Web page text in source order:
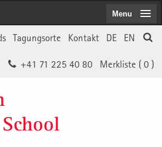
EN
DE
Kontakt
Tagungsorte
Merkliste ( 0 )
+41 71 225 40 80
Menu